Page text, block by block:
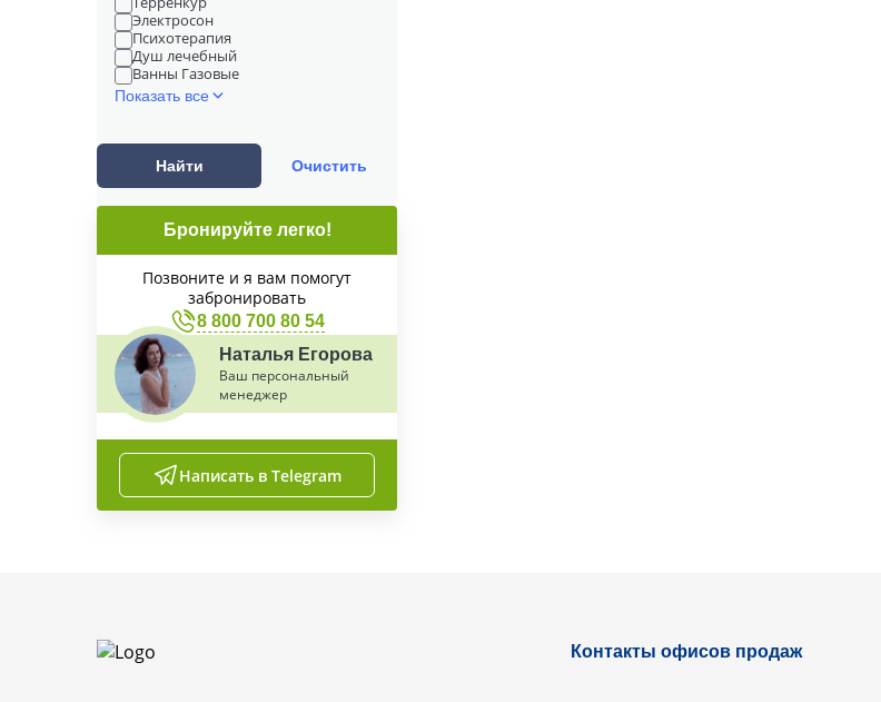
Электросон
Психотерапия
Душ лечебный
Ванны Газовые
Показать все
Найти Очистить
Бронируйте легко!
Позвоните и я вам помогут
забронировать
8 800 700 80 54
Наталья Егорова
Ваш персональный
менеджер
Написать в Telegram
Контакты офисов продаж